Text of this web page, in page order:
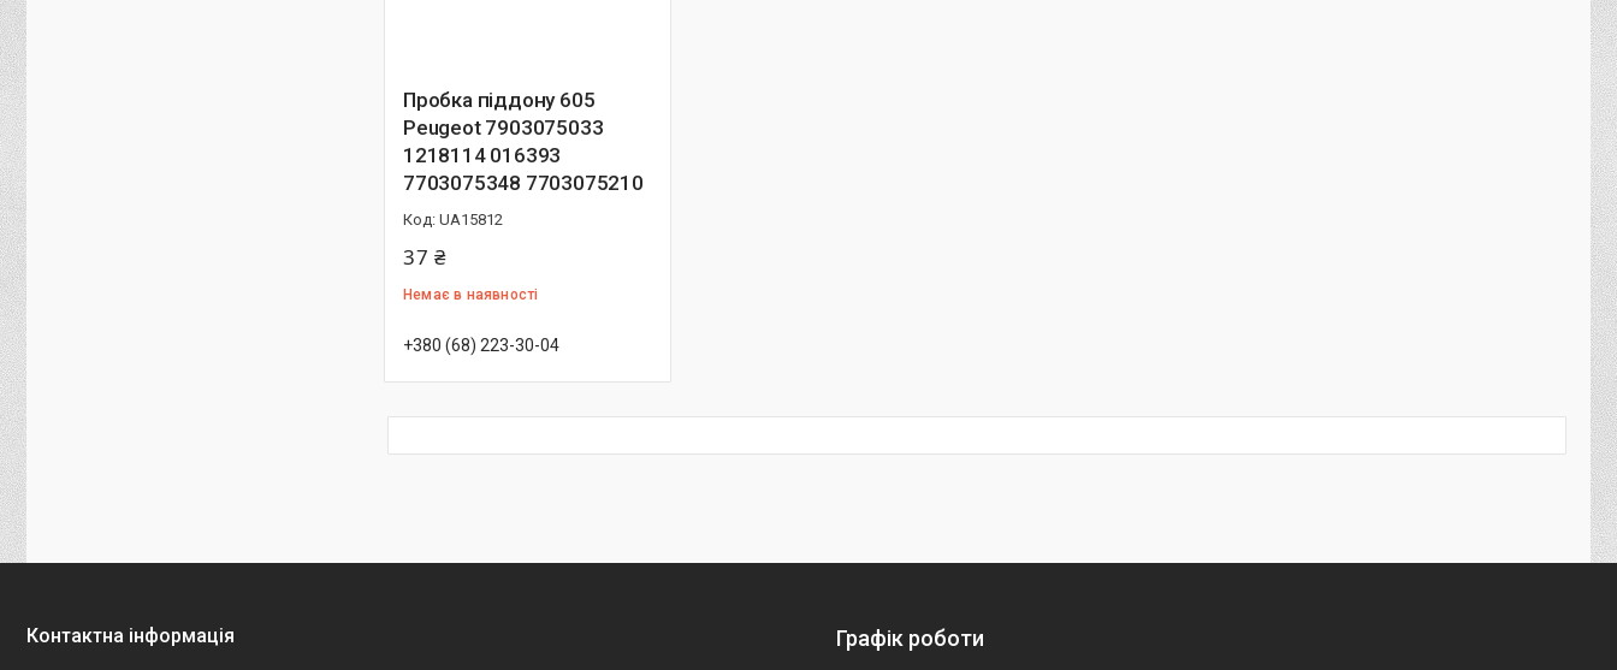
Пробка піддону 605
Peugeot 7903075033
1218114 016393
7703075348 7703075210
UA15812
37 ₴
Немає в наявності
+380 (68) 223-30-04
Графік роботи